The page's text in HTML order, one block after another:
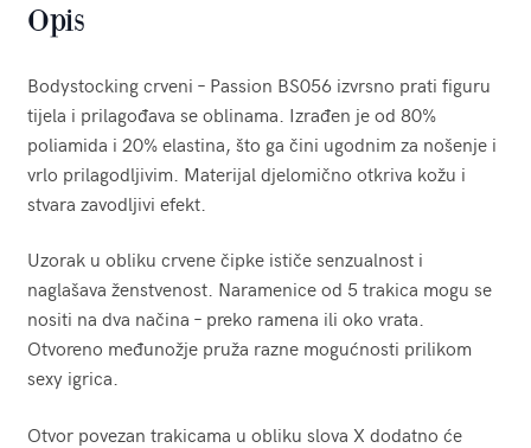
Opis
Bodystocking crveni – Passion BS056 izvrsno prati figuru
tijela i prilagođava se oblinama. Izrađen je od 80%
poliamida i 20% elastina, što ga čini ugodnim za nošenje i
vrlo prilagodljivim. Materijal djelomično otkriva kožu i
stvara zavodljivi efekt.
Uzorak u obliku crvene čipke ističe senzualnost i
naglašava ženstvenost. Naramenice od 5 trakica mogu se
nositi na dva načina – preko ramena ili oko vrata.
Otvoreno međunožje pruža razne mogućnosti prilikom
sexy igrica.
Otvor povezan trakicama u obliku slova X dodatno će